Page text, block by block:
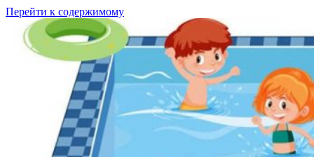
Перейти к содержимому